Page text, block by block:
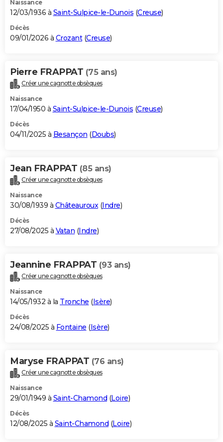
Naissance
12/03/1936 à Saint-Sulpice-le-Dunois (Creuse)
Décès
09/01/2026 à Crozant(Creuse)
Pierre FRAPPAT (75 ans)
Créer une cagnotte obsèques
Naissance
17/04/1950 à Saint-Sulpice-le-Dunois (Creuse)
Décès
04/11/2025 à Besançon (Doubs)
Jean FRAPPAT (85 ans)
Créer une cagnotte obsèques
Naissance
30/08/1939 à Châteauroux(Indre)
Décès
27/08/2025 à Vatan (Indre)
Jeannine FRAPPAT (93 ans)
Créer une cagnotte obsèques
Naissance
14/05/1932 à la Tronche (Isère)
Décès
24/08/2025 à Fontaine (Isère)
Maryse FRAPPAT (76 ans)
Créer une cagnotte obsèques
Naissance
29/01/1949 à Saint-Chamond (Loire)
Décès
12/08/2025 à Saint-Chamond (Loire)